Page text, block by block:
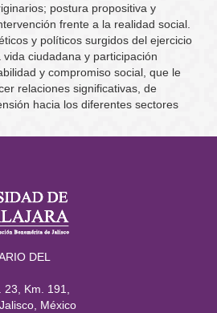
postura propositiva y
frente a la realidad social.
y políticos surgidos del ejercicio
ciudadana y participación
y compromiso social, que le
relaciones significativas, de
hacia los diferentes sectores
DEL
Km. 191,
México